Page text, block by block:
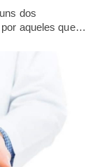
dos
aqueles que…